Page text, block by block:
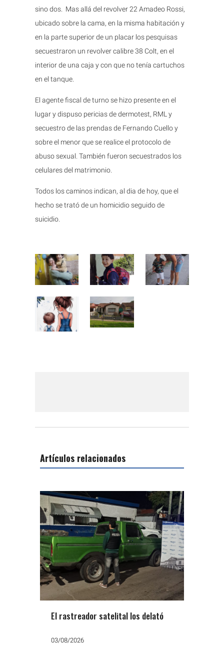
sino dos. Mas allá del revolver 22 Amadeo Rossi,
ubicado sobre la cama, en la misma habitación y
en la parte superior de un placar los pesquisas
secuestraron un revolver calibre 38 Colt, en el
interior de una caja y con que no tenía cartuchos
en el tanque.
El agente fiscal de turno se hizo presente en el
lugar y dispuso pericias de dermotest, RML y
secuestro de las prendas de Fernando Cuello y
sobre el menor que se realice el protocolo de
abuso sexual. También fueron secuestrados los
celulares del matrimonio.
Todos los caminos indican, al dia de hoy, que el
hecho se trató de un homicidio seguido de
suicidio.
Artículos relacionados
El rastreador satelital los delató
03/08/2026